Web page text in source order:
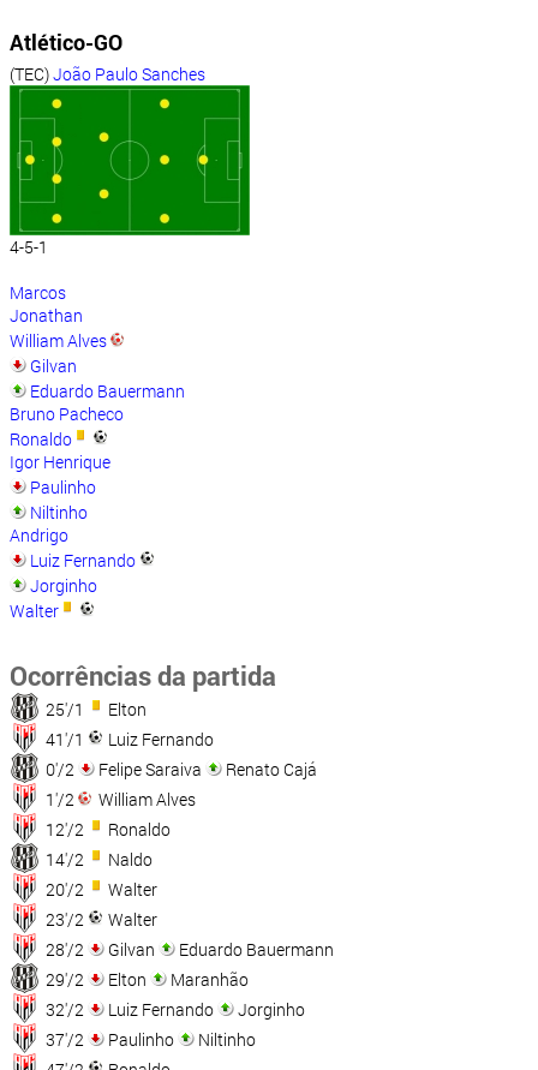
Atlético-GO
(TEC)João Paulo Sanches
4-5-1
Marcos
Jonathan
William Alves
Gilvan
Eduardo Bauermann
Bruno Pacheco
Ronaldo
Igor Henrique
Paulinho
Niltinho
Andrigo
Luiz Fernando
Jorginho
Walter
Ocorrências da partida
25'/1
Elton
41'/1
Luiz Fernando
0'/2
Felipe Saraiva
Renato Cajá
1'/2
William Alves
12'/2
Ronaldo
14'/2
Naldo
20'/2
Walter
23'/2
Walter
28'/2
Gilvan
Eduardo Bauermann
29'/2
Elton
Maranhão
32'/2
Luiz Fernando
Jorginho
37'/2
Paulinho
Niltinho